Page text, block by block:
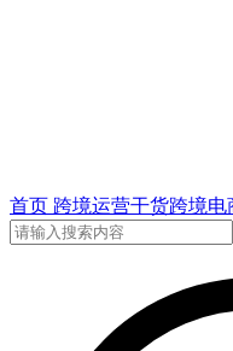
首页 跨境运营干货跨境电